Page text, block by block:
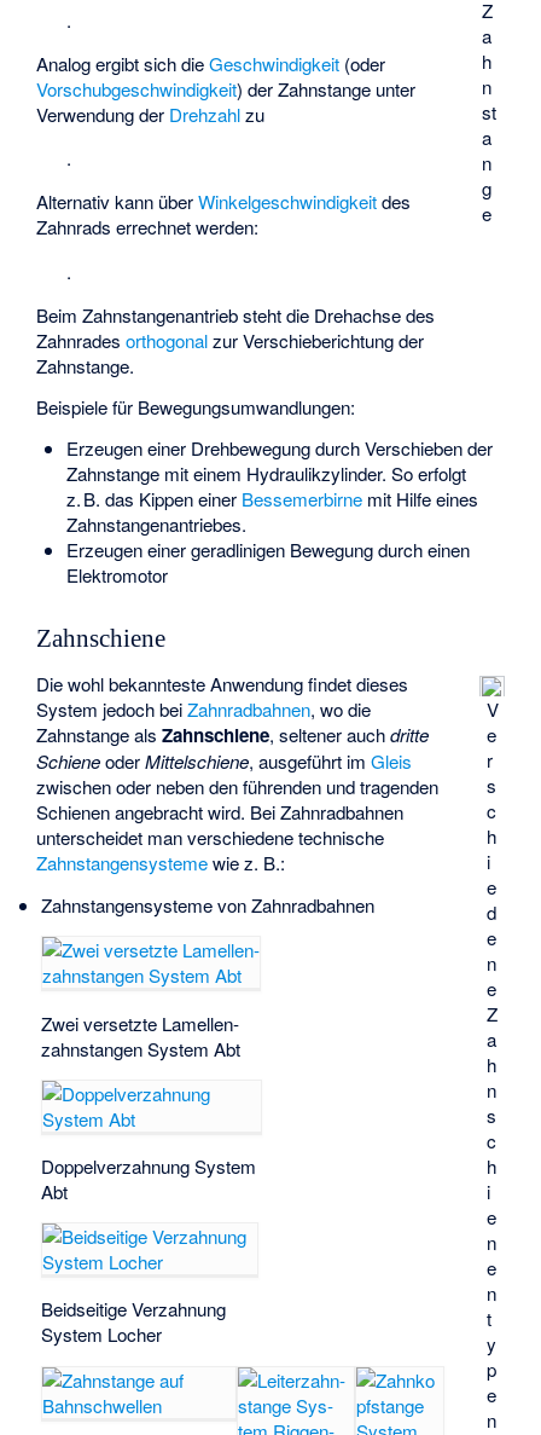
Z
a
h
n
st
a
n
g
e
.
Analog ergibt sich dieGeschwindigkeit (oder
Vorschubgeschwindigkeit) der Zahnstange unter
Verwendung der Drehzahl zu
.
Alternativ kann überWinkelgeschwindigkeit des
Zahnrads errechnet werden:
.
Beim Zahnstangenantrieb steht die Drehachse des
Zahnradesorthogonalzur Verschieberichtung der
Zahnstange.
Beispiele für Bewegungsumwandlungen:
Erzeugen einer Drehbewegung durch Verschieben der
Zahnstange mit einem Hydraulikzylinder. So erfolgt
z. B. das Kippen einer Bessemerbirnemit Hilfe eines
Zahnstangenantriebes.
Erzeugen einer geradlinigen Bewegung durch einen
Elektromotor
Zahnschiene
V
e
r
s
c
h
i
e
d
e
n
e
Z
a
h
n
s
c
h
i
e
n
e
n
t
y
p
e
n
Die wohl bekannteste Anwendung findet dieses
System jedoch beiZahnradbahnen, wo die
Zahnstange alsZahnschiene, seltener auchdritte
SchieneoderMittelschiene, ausgeführt imGleis
zwischen oder neben den führenden und tragenden
Schienen angebracht wird. Bei Zahnradbahnen
unterscheidet man verschiedene technische
Zahnstangensystemewie z. B.:
Zahnstangensysteme von Zahnradbahnen
Zwei ver­setz­te La­mel­len­
zahn­stan­gen Sys­tem Abt
Doppelver­zah­nung System
Abt
Beidseitige Ver­zah­nung
Sys­tem Locher